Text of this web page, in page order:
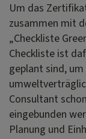
Um das
zusammen mit
„Checkliste
Checkliste ist
geplant sind,
Consultant
eingebunden
Planung und